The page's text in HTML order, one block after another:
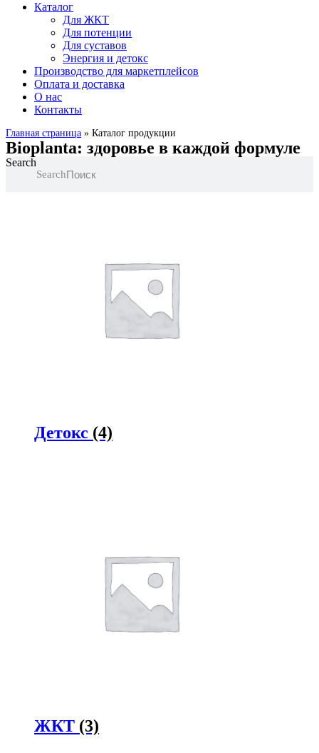
Каталог
Для ЖКТ
Для потенции
Для суставов
Энергия и детокс
Производство для маркетплейсов
Оплата и доставка
О нас
Контакты
Главная страница » Каталог продукции
Bioplanta: здоровье в каждой формуле
Search
Search
Детокс (4)
ЖКТ (3)